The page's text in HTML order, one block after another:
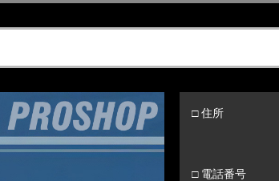
□ 住所
□ 電話番号